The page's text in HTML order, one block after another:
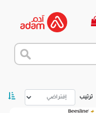
ترتيب